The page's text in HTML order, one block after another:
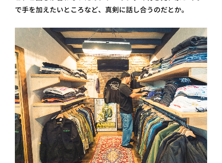
で手を加えたいところなど、真剣に話し合うのだとか。